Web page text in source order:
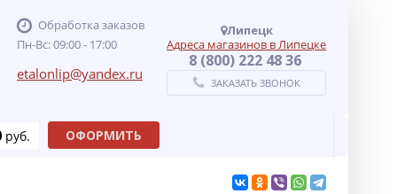
Обработка заказов
Пн-Вс: 09:00 - 17:00
etalonlip@yandex.ru
Липецк
Адреса магазинов в Липецке
8 (800) 222 48 36
ЗАКАЗАТЬ ЗВОНОК
руб. ОФОРМИТЬ